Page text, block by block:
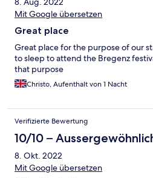
Mit Google übersetzen
Great place
Great place for the purpose of our
to sleep to attend the Bregenz
that purpose
Christo, Aufenthalt von 1 Nacht
Verifizierte Bewertung
10/10 –
8. Okt. 2022
Mit Google übersetzen